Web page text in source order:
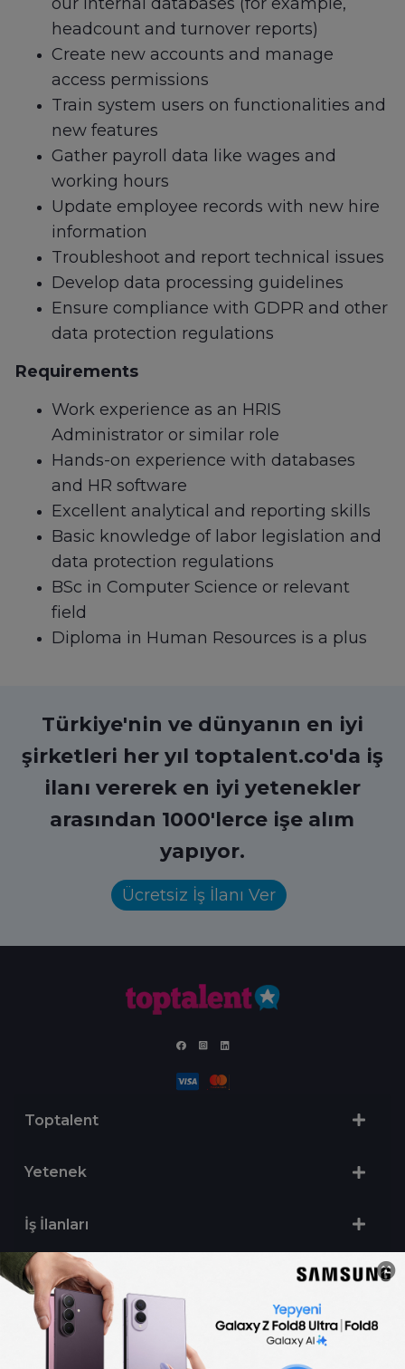
headcount and turnover reports)
Create new accounts and manage
access permissions
Train system users on functionalities and
new features
Gather payroll data like wages and
working hours
Update employee records with new hire
information
Troubleshoot and report technical issues
Develop data processing guidelines
Ensure compliance with GDPR and other
data protection regulations
Requirements
Work experience as an HRIS
Administrator or similar role
Hands-on experience with databases
and HR software
Excellent analytical and reporting skills
Basic knowledge of labor legislation and
data protection regulations
BSc in Computer Science or relevant
field
Diploma in Human Resources is a plus
Türkiye'nin ve dünyanın en iyi
şirketleri her yıl toptalent.co'da iş
ilanı vererek en iyi yetenekler
arasından 1000'lerce işe alım
yapıyor.
Ücretsiz İş İlanı Ver
Toptalent
Yetenek
İş İlanları
Sertifika Programları
Yetenek Testleri